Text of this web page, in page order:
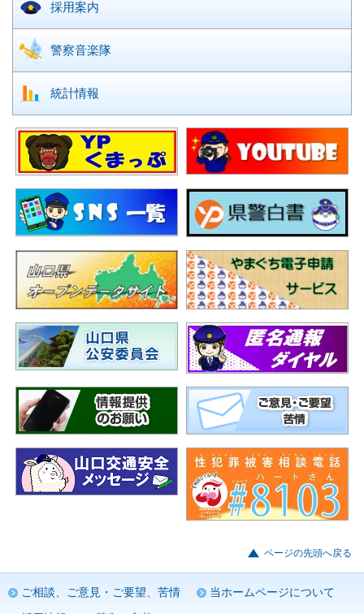
採用案内
警察音楽隊
統計情報
ページの先頭へ戻る
ご相談、ご意見・ご要望、苦情
当ホームページについて